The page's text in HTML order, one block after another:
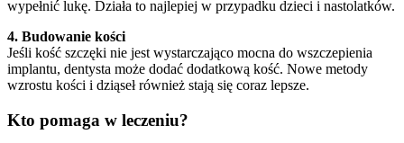
wypełnić lukę. Działa to najlepiej w przypadku dzieci i nastolatków.
4. Budowanie kości
Jeśli kość szczęki nie jest wystarczająco mocna do wszczepienia
implantu, dentysta może dodać dodatkową kość. Nowe metody
wzrostu kości i dziąseł również stają się coraz lepsze.
Kto pomaga w leczeniu?